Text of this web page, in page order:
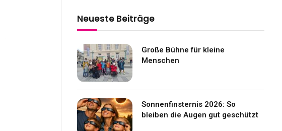
Neueste Beiträge
Große Bühne für kleine
Menschen
Sonnenfinsternis 2026: So
bleiben die Augen gut geschützt